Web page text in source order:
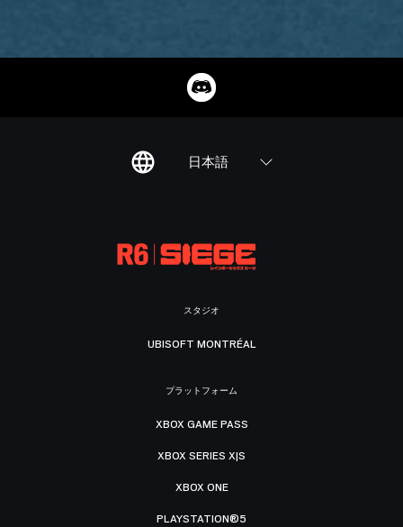
日本語
スタジオ
UBISOFT MONTRÉAL
プラットフォーム
XBOX GAME PASS
XBOX SERIES X|S
XBOX ONE
PLAYSTATION®5